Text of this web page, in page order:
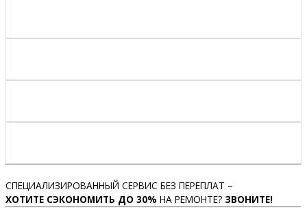
СПЕЦИАЛИЗИРОВАННЫЙ СЕРВИС БЕЗ ПЕРЕПЛАТ –
ХОТИТЕ СЭКОНОМИТЬ ДО 30% НА РЕМОНТЕ? ЗВОНИТЕ!